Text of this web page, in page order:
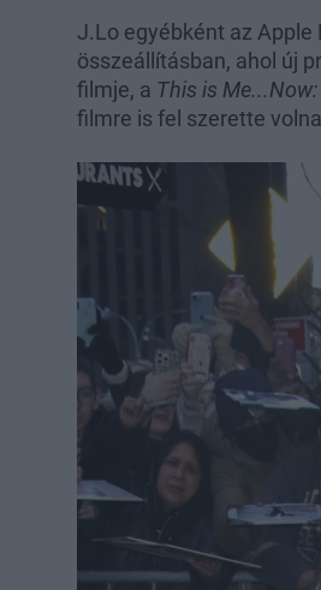
J.Lo egyébként az
összeállításban, ahol új
filmje, a This is
filmre is fel szerette